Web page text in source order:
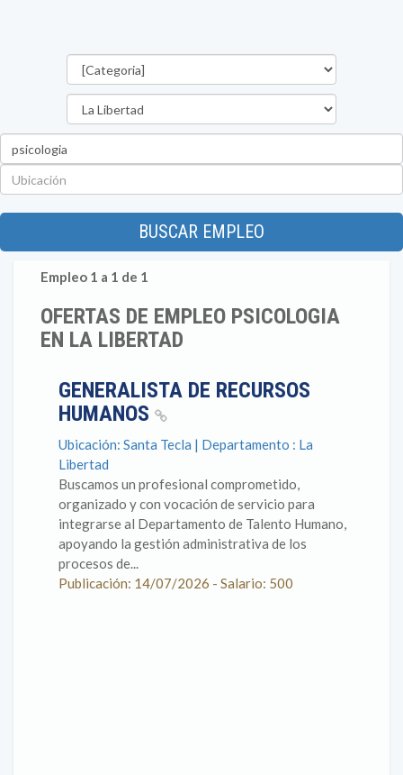
BUSCAR EMPLEO
Empleo 1 a 1 de 1
OFERTAS DE EMPLEO PSICOLOGIA
EN LA LIBERTAD
GENERALISTA DE RECURSOS
HUMANOS
Ubicación: Santa Tecla | Departamento : La
Libertad
Buscamos un profesional comprometido,
organizado y con vocación de servicio para
integrarse al Departamento de Talento Humano,
apoyando la gestión administrativa de los
procesos de...
Publicación: 14/07/2026 - Salario: 500